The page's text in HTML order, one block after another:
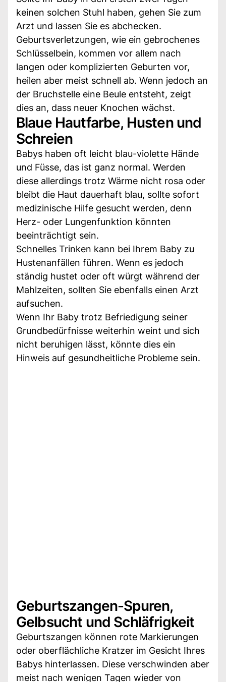
keinen solchen Stuhl haben, gehen Sie zum
Arzt und lassen Sie es abchecken.
Geburtsverletzungen, wie ein gebrochenes
Schlüsselbein, kommen vor allem nach
langen oder komplizierten Geburten vor,
heilen aber meist schnell ab. Wenn jedoch an
der Bruchstelle eine Beule entsteht, zeigt
dies an, dass neuer Knochen wächst.
Blaue Hautfarbe, Husten und
Schreien
Babys haben oft leicht blau-violette Hände
und Füsse, das ist ganz normal. Werden
diese allerdings trotz Wärme nicht rosa oder
bleibt die Haut dauerhaft blau, sollte sofort
medizinische Hilfe gesucht werden, denn
Herz- oder Lungenfunktion könnten
beeinträchtigt sein.
Schnelles Trinken kann bei Ihrem Baby zu
Hustenanfällen führen. Wenn es jedoch
ständig hustet oder oft würgt während der
Mahlzeiten, sollten Sie ebenfalls einen Arzt
aufsuchen.
Wenn Ihr Baby trotz Befriedigung seiner
Grundbedürfnisse weiterhin weint und sich
nicht beruhigen lässt, könnte dies ein
Hinweis auf gesundheitliche Probleme sein.
Geburtszangen-Spuren,
Gelbsucht und Schläfrigkeit
Geburtszangen können rote Markierungen
oder oberflächliche Kratzer im Gesicht Ihres
Babys hinterlassen. Diese verschwinden aber
meist nach wenigen Tagen wieder von